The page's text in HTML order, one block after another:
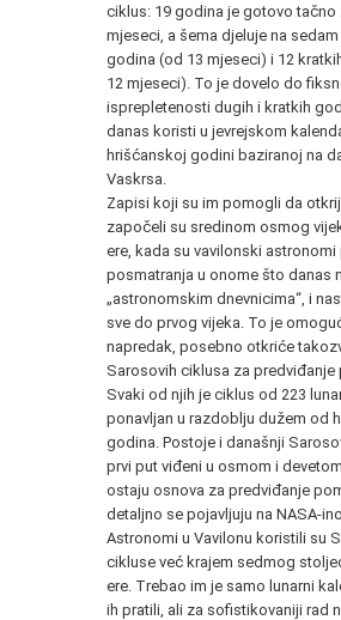
ciklus: 19 godina je gotovo tačno
mjeseci, a šema djeluje na
godina (od 13 mjeseci) i 12
12 mjeseci). To je dovelo do
isprepletenosti dugih i kratkih
danas koristi u jevrejskom
hrišćanskoj godini baziranoj na
Vaskrsa.
Zapisi koji su im pomogli da
započeli su sredinom osmog
ere, kada su vavilonski astronomi
posmatranja u onome što danas
„astronomskim dnevnicima“, i
sve do prvog vijeka. To je
napredak, posebno otkriće
Sarosovih ciklusa za predviđanje
Svaki od njih je ciklus od 223
ponavljan u razdoblju dužem od
godina. Postoje i današnji
prvi put viđeni u osmom i
ostaju osnova za predviđanje
detaljno se pojavljuju na NASA-
Astronomi u Vavilonu koristili su
cikluse već krajem sedmog
ere. Trebao im je samo lunarni
ih pratili, ali za sofistikovaniji rad